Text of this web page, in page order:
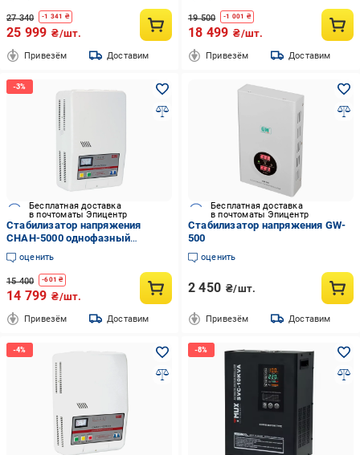
27 340 -1 341 ₴
25 999 ₴/шт.
Привезём Доставим
19 500 -1 001 ₴
18 499 ₴/шт.
Привезём Доставим
Бесплатная доставка
в почтоматы Эпицентр
Стабилизатор напряжения
СНАН-5000 однофазный
навесной
оценить
15 400 -601 ₴
14 799 ₴/шт.
Привезём Доставим
Бесплатная доставка
в почтоматы Эпицентр
Стабилизатор напряжения GW-
500
оценить
2 450 ₴/шт.
Привезём Доставим